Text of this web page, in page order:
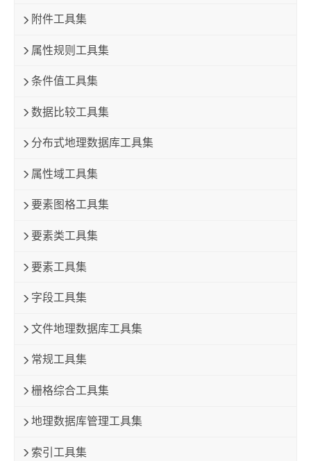
附件工具集
属性规则工具集
条件值工具集
数据比较工具集
分布式地理数据库工具集
属性域工具集
要素图格工具集
要素类工具集
要素工具集
字段工具集
文件地理数据库工具集
常规工具集
栅格综合工具集
地理数据库管理工具集
索引工具集